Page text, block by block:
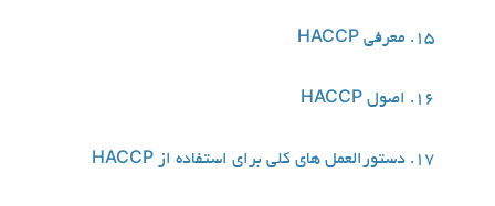
15. معرفی HACCP
16. اصول HACCP
17. دستورالعمل های کلی برای استفاده از HACCP